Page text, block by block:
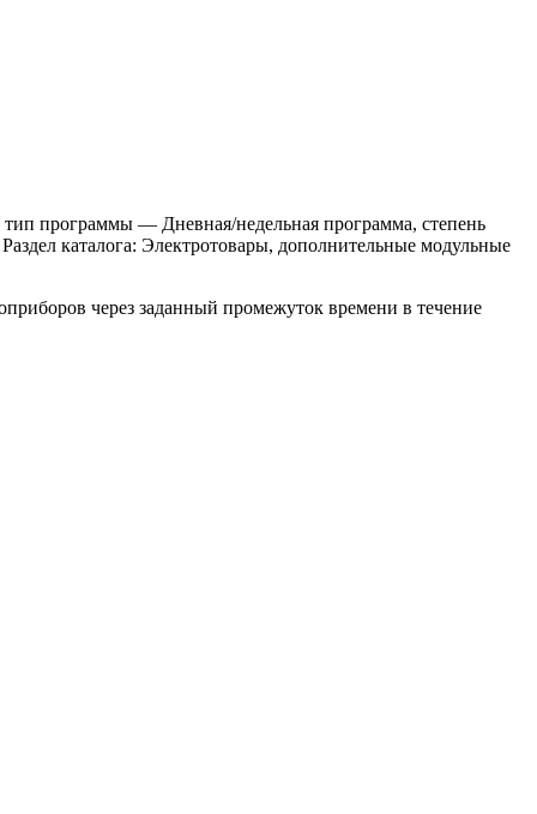
программы — Дневная/недельная программа, степень
каталога: Электротовары, дополнительные модульные
через заданный промежуток времени в течение